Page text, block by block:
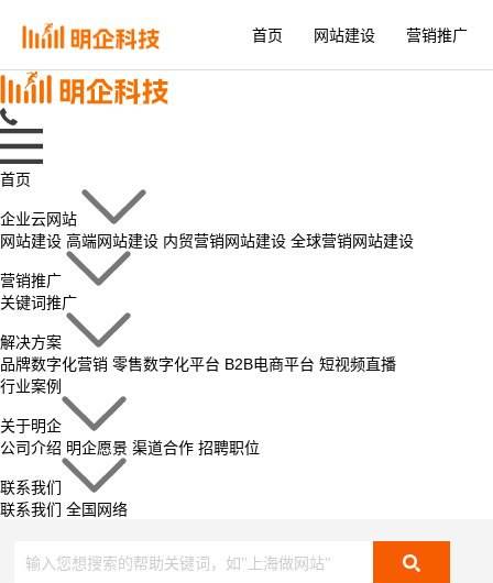
首页 网站建设 营销推广
首页
企业云网站
网站建设 高端网站建设 内贸营销网站建设 全球营销网站建设
营销推广
关键词推广
解决方案
品牌数字化营销 零售数字化平台 B2B电商平台 短视频直播
行业案例
关于明企
公司介绍 明企愿景 渠道合作 招聘职位
联系我们
联系我们 全国网络